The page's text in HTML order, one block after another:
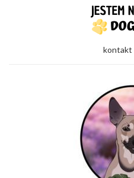
kontakt